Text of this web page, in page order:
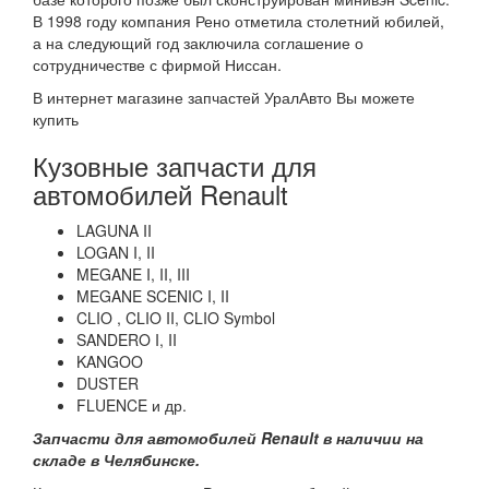
В 1998 году компания Рено отметила столетний юбилей,
а на следующий год заключила соглашение о
сотрудничестве с фирмой Ниссан.
В интернет магазине запчастей УралАвто Вы можете
купить
Кузовные запчасти для
автомобилей Renault
LAGUNA II
LOGAN I, II
MEGANE I, II, III
MEGANE SCENIC I, II
CLIO , CLIO II, CLIO Symbol
SANDERO I, II
KANGOO
DUSTER
FLUENCE и др.
Запчасти для автомобилей Renault в наличии на
складе в Челябинске.